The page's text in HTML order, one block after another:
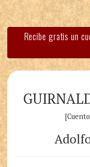
Recibe gratis un